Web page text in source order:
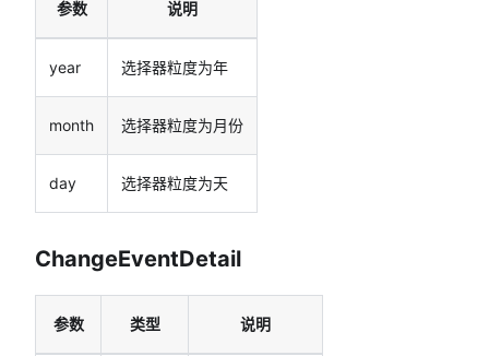
参数 说明
year 选择器粒度为年
month 选择器粒度为月份
day 选择器粒度为天
ChangeEventDetail
参数 类型 说明